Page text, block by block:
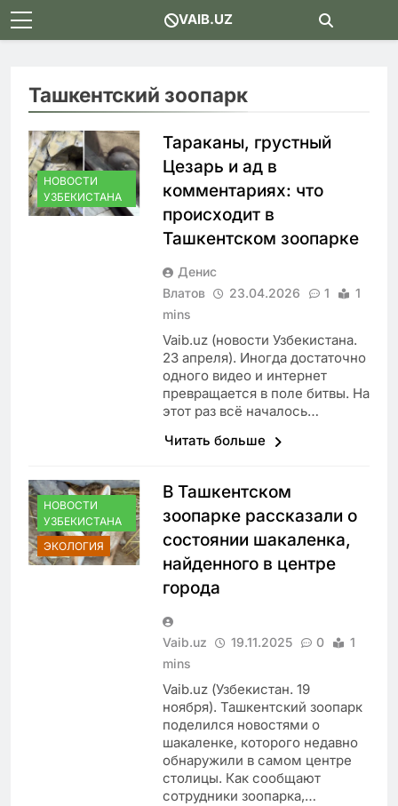
Skip
to
VAIB.UZ
Ташкентский зоопарк
НОВОСТИ
УЗБЕКИСТАНА
Тараканы, грустный
Цезарь и ад в
комментариях: что
происходит в
Ташкентском зоопарке
Денис
Влатов
23.04.2026 1
1
mins
Vaib.uz (новости Узбекистана.
23 апреля). Иногда достаточно
одного видео и интернет
превращается в поле битвы. На
этот раз всё началось…
Читать больше
НОВОСТИ
УЗБЕКИСТАНА
ЭКОЛОГИЯ
В Ташкентском
зоопарке рассказали о
состоянии шакаленка,
найденного в центре
города
Vaib.uz 19.11.2025 0
1
mins
Vaib.uz (Узбекистан. 19
ноября). Ташкентский зоопарк
поделился новостями о
шакаленке, которого недавно
обнаружили в самом центре
столицы. Как сообщают
сотрудники зоопарка,…